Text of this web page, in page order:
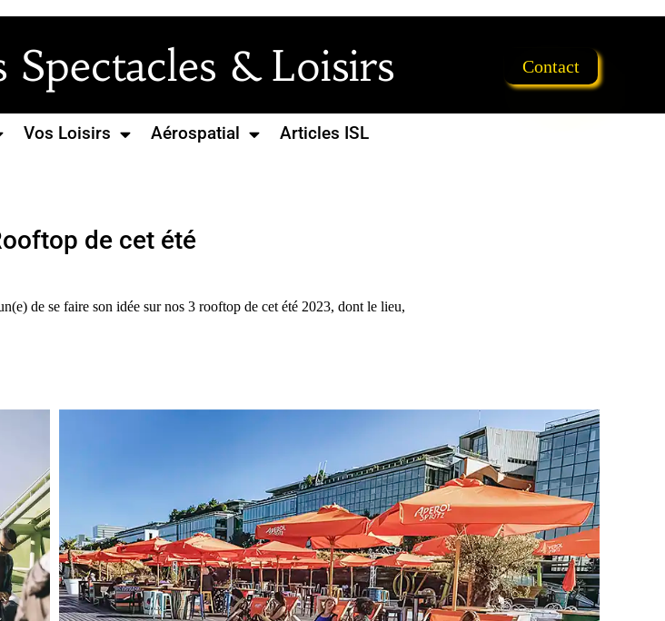
& Loisirs Contact
Vos Loisirs Aérospatial Articles ISL
de cet été
de se faire son idée sur nos 3 rooftop de cet été 2023, dont le lieu,